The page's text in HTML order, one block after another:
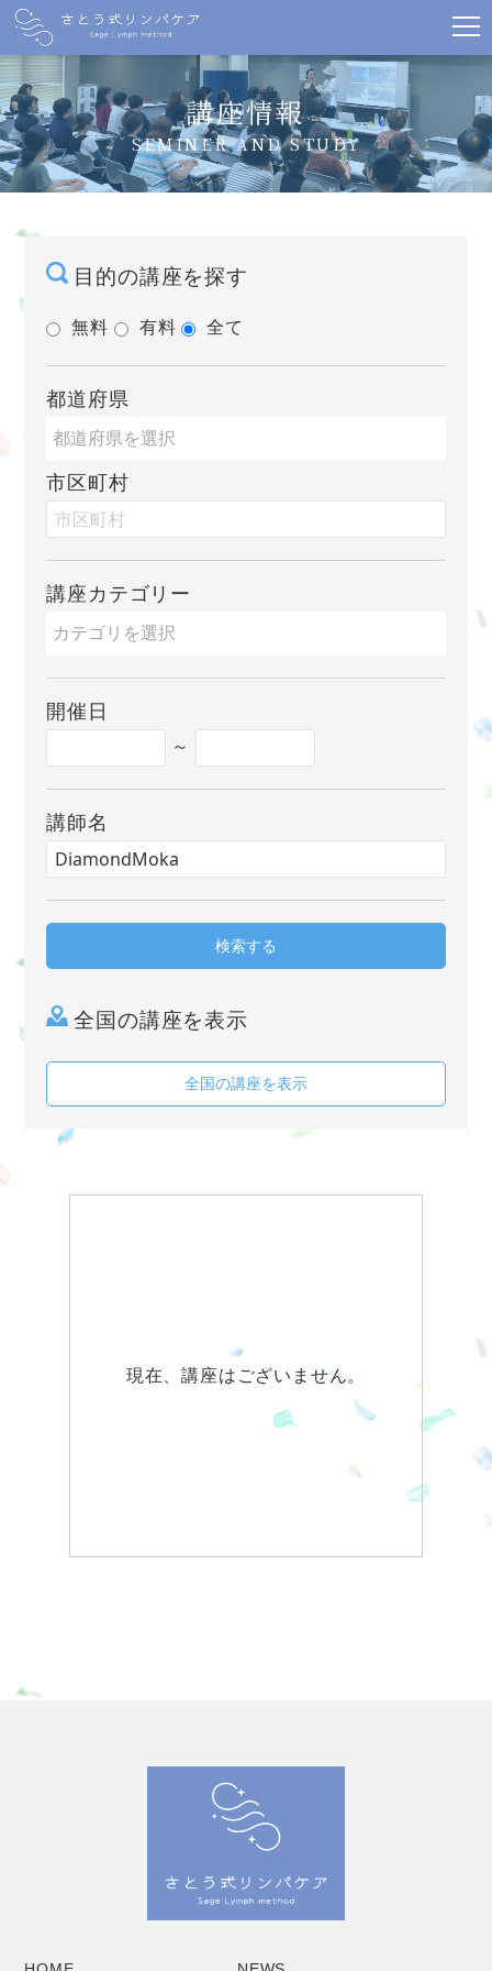
講座情報
SEMINER AND STUDY
目的の講座を探す
無料 有料 全て
都道府県
市区町村
講座カテゴリー
開催日
～
講師名
検索する
全国の講座を表示
全国の講座を表示
現在、講座はございません。